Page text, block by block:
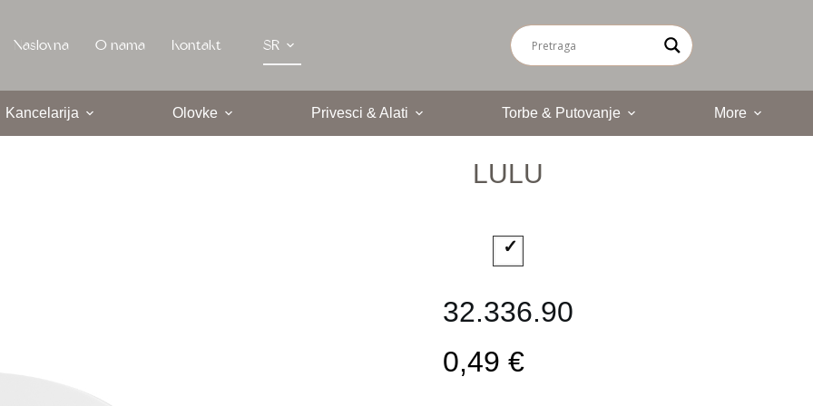
Naslovna O nama Kontakt SR
Kancelarija Olovke Privesci & Alati Torbe & Putovanje More
LULU
32.336.90
0,49 €